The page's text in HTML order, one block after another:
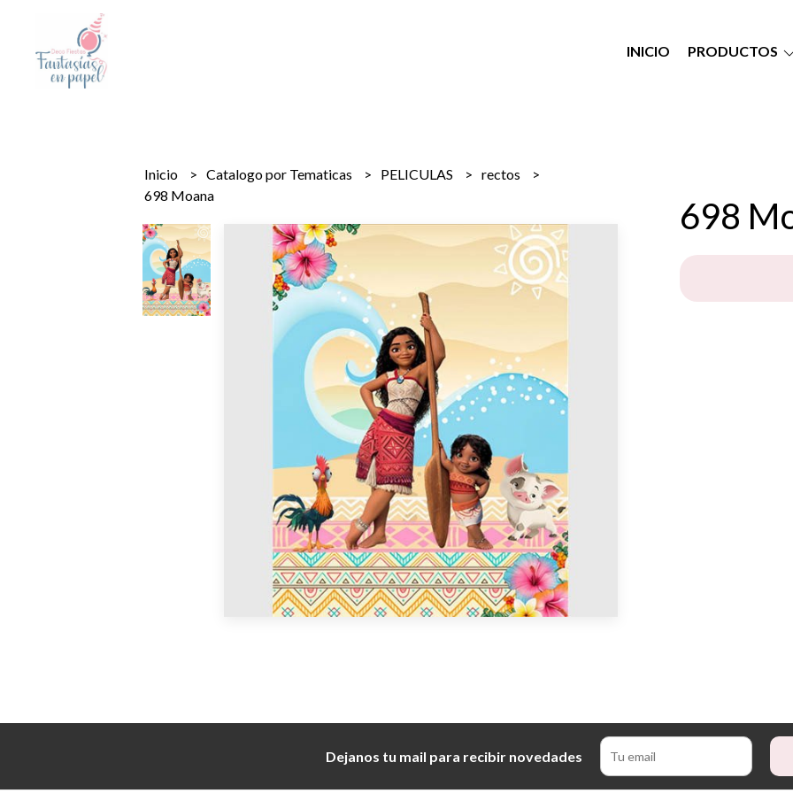
INICIO PRODUCTOS
Inicio Catalogo por Tematicas PELICULAS
rectos
698 Moana
698
Dejanos tu mail para recibir novedades